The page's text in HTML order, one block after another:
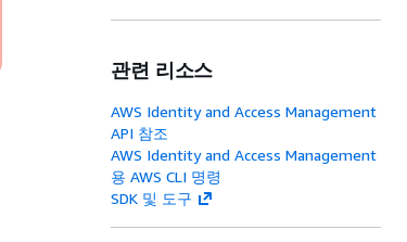
관련 리소스
AWS Identity and Access Management
API 참조
AWS Identity and Access Management
용 AWS CLI 명령
SDK 및 도구